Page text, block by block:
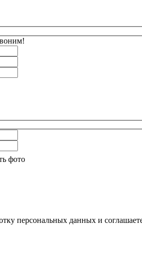
фото
персональных данных и